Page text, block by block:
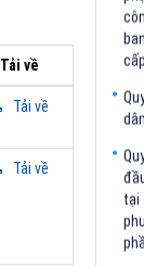
Tải về
Tải về
Tải về
tại